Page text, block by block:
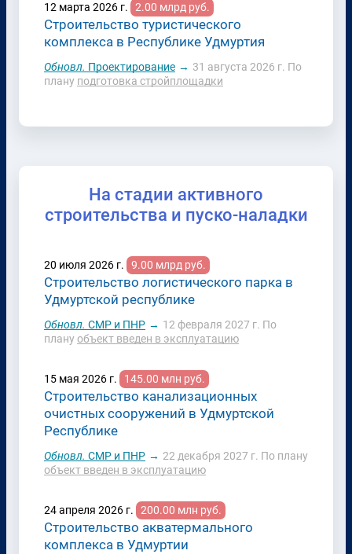
12 марта 2026 г. 2.00 млрд руб.
Строительство туристического
комплекса в Республике Удмуртия
Обновл. Проектирование → 31 августа 2026 г. По
плану подготовка стройплощадки
На стадии активного
строительства и пуско-наладки
20 июля 2026 г. 9.00 млрд руб.
Строительство логистического парка в
Удмуртской республике
Обновл. СМР и ПНР → 12 февраля 2027 г. По
плануобъект введен в эксплуатацию
15 мая 2026 г. 145.00 млн руб.
Строительство канализационных
очистных сооружений в Удмуртской
Республике
Обновл. СМР и ПНР → 22 декабря 2027 г. По плану
объект введен в эксплуатацию
24 апреля 2026 г. 200.00 млн руб.
Строительство акватермального
комплекса в Удмуртии